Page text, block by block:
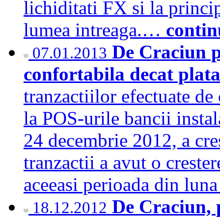
lichiditati FX si la
lumea intreaga.…
07.01.2013 De Craciun
confortabila decat
tranzactiilor efectuate
la POS-urile bancii
24 decembrie 2012, a
tranzactii a avut o
aceeasi perioada din
18.12.2012 De Craciun,